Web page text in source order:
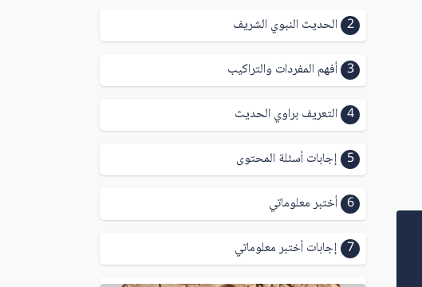
2 الحديث النبوي الشريف
3 أفهم المفردات والتراكيب
4 التعريف براوي الحديث
5 إجابات أسئلة المحتوى
6 أختبر معلوماتي
7 إجابات أختبر معلوماتي